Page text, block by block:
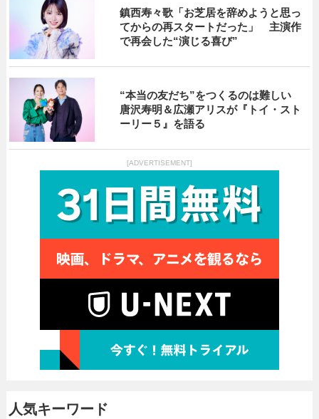
鎮西寿々歌「お芝居を辞めようと思っ
てからの再スタートだった」 主演作
で再会した“演じる喜び”
“本当の友だち”をつくるのは難しい
唐沢寿明＆広瀬アリスが『トイ・スト
ーリー５』を語る
[ADVERTISEMENT]
人気キーワード